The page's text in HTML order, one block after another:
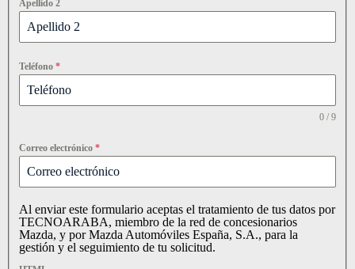
Apellido 2
Teléfono *
0 / 9
Correo electrónico *
Al enviar este formulario aceptas el tratamiento de tus datos por
TECNOARABA, miembro de la red de concesionarios
Mazda, y por Mazda Automóviles España, S.A., para la
gestión y el seguimiento de tu solicitud.